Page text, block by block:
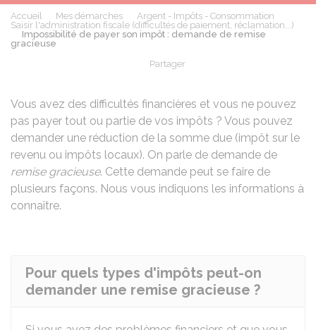
Accueil Mes démarches
Argent - Impôts - Consommation
Saisir l'administration fiscale (difficultés de paiement, réclamation...)
Impossibilité de payer son impôt : demande de remise
gracieuse
Partager
Vous avez des difficultés financières et vous ne pouvez
pas payer tout ou partie de vos impôts ? Vous pouvez
demander une réduction de la somme due (impôt sur le
revenu ou impôts locaux). On parle de demande de
remise gracieuse. Cette demande peut se faire de
plusieurs façons. Nous vous indiquons les informations à
connaître.
Pour quels types d'impôts peut-on
demander une remise gracieuse ?